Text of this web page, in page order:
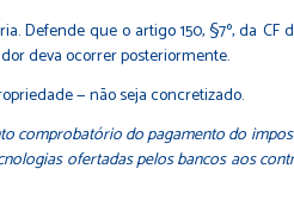
Defende que o artigo 150, §7º, da CF
deva ocorrer posteriormente.
— não seja concretizado.
comprobatório do pagamento do
ofertadas pelos bancos aos